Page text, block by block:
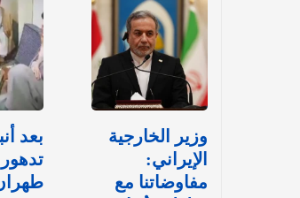
وزير الخارجية
الإيراني:
مفاوضاتنا مع
بعد